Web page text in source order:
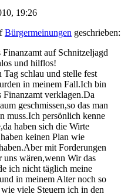
19:26
Bürgermeinungen geschrieben:
Finanzamt auf Schnitzeljagd
und hilflos!
schlau und stelle fest
in meinem Fall.Ich bin
verklagen.Da
geschmissen,so das man
muss.Ich persönlich kenne
haben sich die Wirte
keinen Plan wie
mit Forderungen
wären,wenn Wir das
ich nicht täglich meine
in meinem Alter noch so
viele Steuern ich in den